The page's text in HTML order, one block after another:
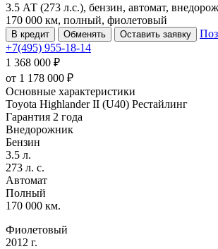
3.5 АТ (273 л.с.), бензин, автомат,
170 000 км, полный, фиолетовый
В кредит Обменять Оставить заявку
+7(495) 955-18-14
1 368 000 ₽
от 1 178 000 ₽
Основные характеристики
Toyota Highlander II (U40) Рестайлинг
Гарантия 2 года
Внедорожник
Бензин
3.5 л.
273 л. с.
Автомат
Полный
170 000 км.
Фиолетовый
2012 г.